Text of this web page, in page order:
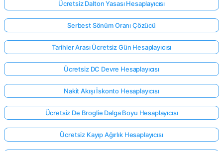
Ücretsiz Dalton Yasası Hesaplayıcısı
Serbest Sönüm Oranı Çözücü
Tarihler Arası Ücretsiz Gün Hesaplayıcısı
Ücretsiz DC Devre Hesaplayıcısı
Nakit Akışı İskonto Hesaplayıcısı
Ücretsiz De Broglie Dalga Boyu Hesaplayıcısı
Ücretsiz Kayıp Ağırlık Hesaplayıcısı